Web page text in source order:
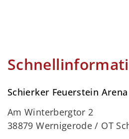
Schierker Feuerstein Arena
Am Winterbergtor 2
38879 Wernigerode / OT